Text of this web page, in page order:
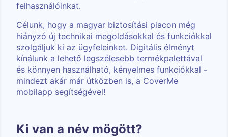
felhasználóinkat.
Célunk, hogy a magyar biztosítási piacon még
hiányzó új technikai megoldásokkal és funkciókkal
szolgáljuk ki az ügyfeleinket. Digitális élményt
kínálunk a lehető legszélesebb termékpalettával
és könnyen használható, kényelmes funkciókkal -
mindezt akár már útközben is, a CoverMe
mobilapp segítségével!
Ki van a név mögött?